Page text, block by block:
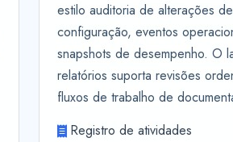
estilo auditoria de alterações de
configuração, eventos
snapshots de desempenho. O
relatórios suporta revisões
fluxos de trabalho de
Registro de atividades